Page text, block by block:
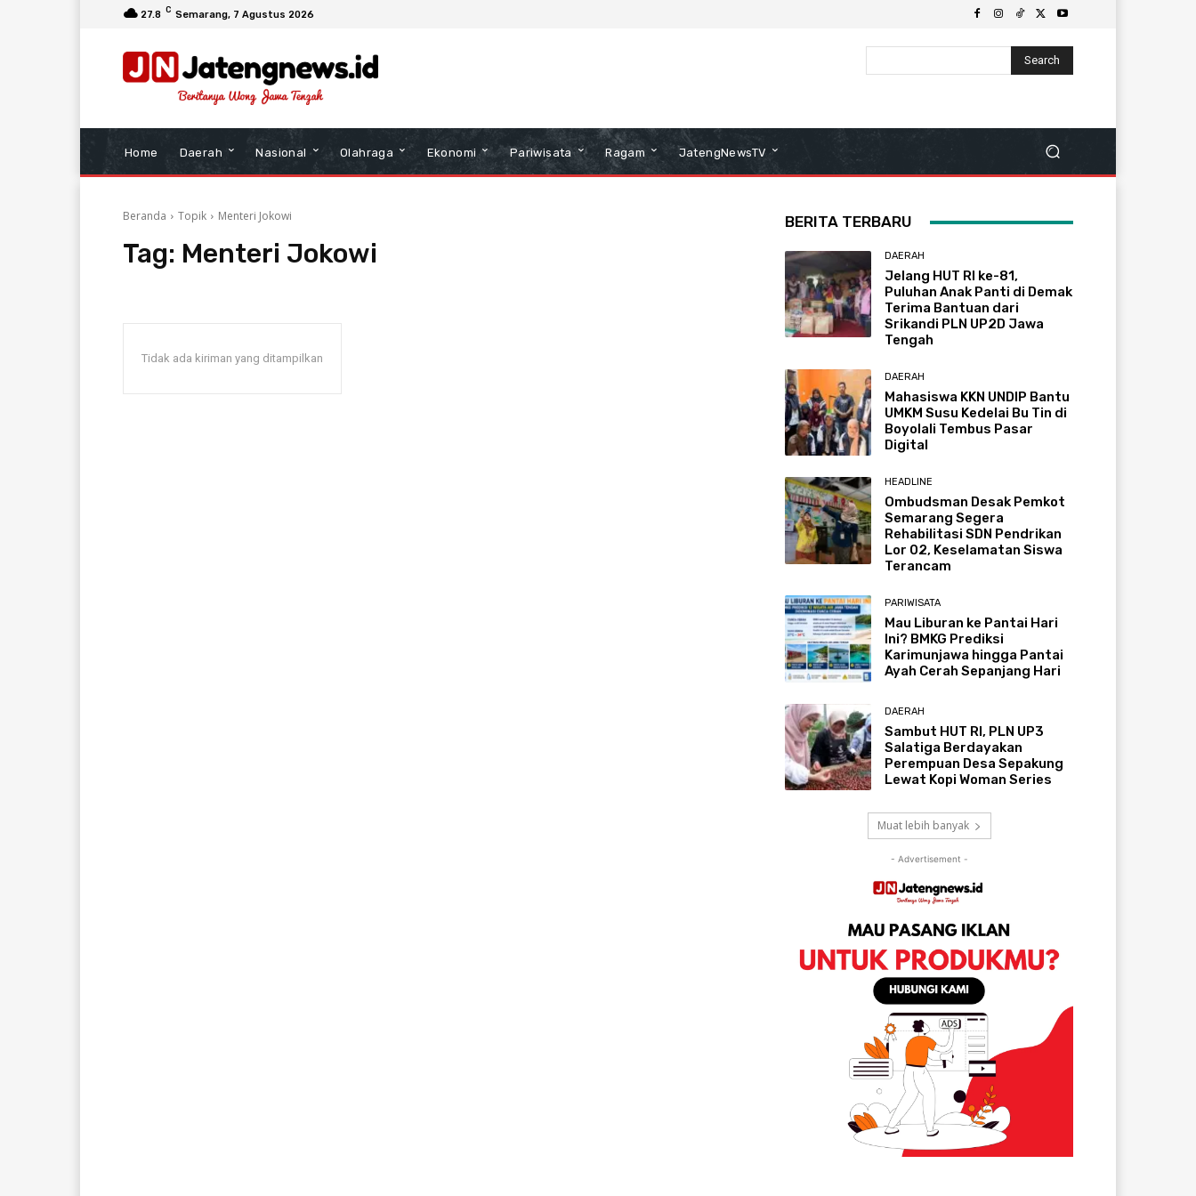
27.8 C Semarang, 7 Agustus 2026
Search
Home Daerah Nasional Olahraga Ekonomi Pariwisata Ragam JatengNewsTV
Beranda Topik Menteri Jokowi
Tag: Menteri Jokowi
Tidak ada kiriman yang ditampilkan
BERITA TERBARU
DAERAH
Jelang HUT RI ke-81,
Puluhan Anak Panti di Demak
Terima Bantuan dari
Srikandi PLN UP2D Jawa
Tengah
DAERAH
Mahasiswa KKN UNDIP Bantu
UMKM Susu Kedelai Bu Tin di
Boyolali Tembus Pasar
Digital
HEADLINE
Ombudsman Desak Pemkot
Semarang Segera
Rehabilitasi SDN Pendrikan
Lor 02, Keselamatan Siswa
Terancam
PARIWISATA
Mau Liburan ke Pantai Hari
Ini? BMKG Prediksi
Karimunjawa hingga Pantai
Ayah Cerah Sepanjang Hari
DAERAH
Sambut HUT RI, PLN UP3
Salatiga Berdayakan
Perempuan Desa Sepakung
Lewat Kopi Woman Series
Muat lebih banyak
- Advertisement -